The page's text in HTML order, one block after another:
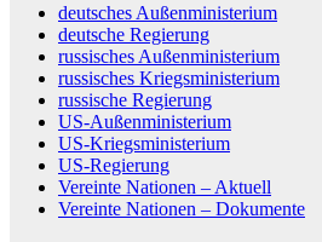
deutsches Außenministerium
deutsche Regierung
russisches Außenministerium
russisches Kriegsministerium
russische Regierung
US-Außenministerium
US-Kriegsministerium
US-Regierung
Vereinte Nationen – Aktuell
Vereinte Nationen – Dokumente